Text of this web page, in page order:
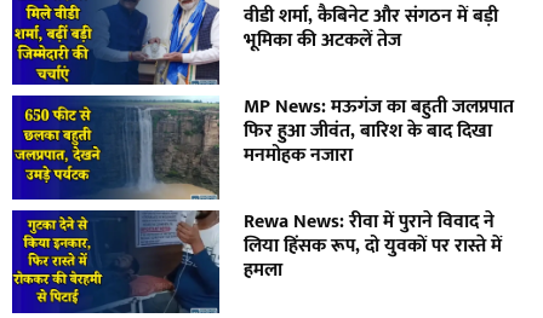
वीडी शर्मा, कैबिनेट और संगठन में बड़ी
भूमिका की अटकलें तेज
MP News: मऊगंज का बहुती जलप्रपात
फिर हुआ जीवंत, बारिश के बाद दिखा
मनमोहक नजारा
Rewa News: रीवा में पुराने विवाद ने
लिया हिंसक रूप, दो युवकों पर रास्ते में
हमला